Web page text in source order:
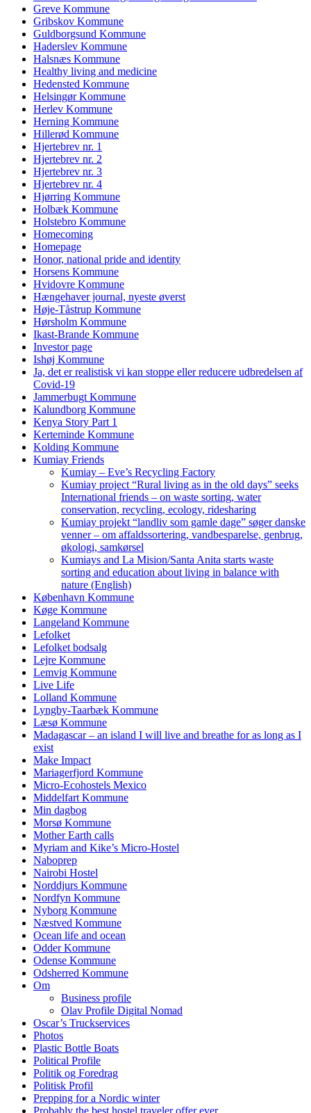
Greve Kommune
Gribskov Kommune
Guldborgsund Kommune
Haderslev Kommune
Halsnæs Kommune
Healthy living and medicine
Hedensted Kommune
Helsingør Kommune
Herlev Kommune
Herning Kommune
Hillerød Kommune
Hjertebrev nr. 1
Hjertebrev nr. 2
Hjertebrev nr. 3
Hjertebrev nr. 4
Hjørring Kommune
Holbæk Kommune
Holstebro Kommune
Homecoming
Homepage
Honor, national pride and identity
Horsens Kommune
Hvidovre Kommune
Hængehaver journal, nyeste øverst
Høje-Tåstrup Kommune
Hørsholm Kommune
Ikast-Brande Kommune
Investor page
Ishøj Kommune
Ja, det er realistisk vi kan stoppe eller reducere udbredelsen af
Covid-19
Jammerbugt Kommune
Kalundborg Kommune
Kenya Story Part 1
Kerteminde Kommune
Kolding Kommune
Kumiay Friends
Kumiay – Eve’s Recycling Factory
Kumiay project “Rural living as in the old days” seeks
International friends – on waste sorting, water
conservation, recycling, ecology, ridesharing
Kumiay projekt “landliv som gamle dage” søger danske
venner – om affaldssortering, vandbesparelse, genbrug,
økologi, samkørsel
Kumiays and La Mision/Santa Anita starts waste
sorting and education about living in balance with
nature (English)
København Kommune
Køge Kommune
Langeland Kommune
Lefolket
Lefolket bodsalg
Lejre Kommune
Lemvig Kommune
Live Life
Lolland Kommune
Lyngby-Taarbæk Kommune
Læsø Kommune
Madagascar – an island I will live and breathe for as long as I
exist
Make Impact
Mariagerfjord Kommune
Micro-Ecohostels Mexico
Middelfart Kommune
Min dagbog
Morsø Kommune
Mother Earth calls
Myriam and Kike’s Micro-Hostel
Naboprep
Nairobi Hostel
Norddjurs Kommune
Nordfyn Kommune
Nyborg Kommune
Næstved Kommune
Ocean life and ocean
Odder Kommune
Odense Kommune
Odsherred Kommune
Om
Business profile
Olav Profile Digital Nomad
Oscar’s Truckservices
Photos
Plastic Bottle Boats
Political Profile
Politik og Foredrag
Politisk Profil
Prepping for a Nordic winter